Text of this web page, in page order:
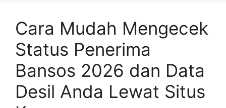
Cara Mudah Mengecek
Status Penerima
Bansos 2026 dan Data
Desil Anda Lewat Situs